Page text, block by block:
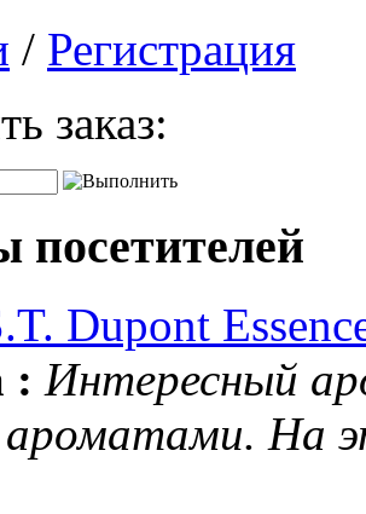
/ Регистрация
заказ:
Dupont
: Интересный
ароматами. На